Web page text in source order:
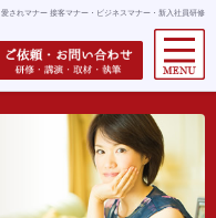
愛されマナー 接客マナー・ビジネスマナー・新入社員研修